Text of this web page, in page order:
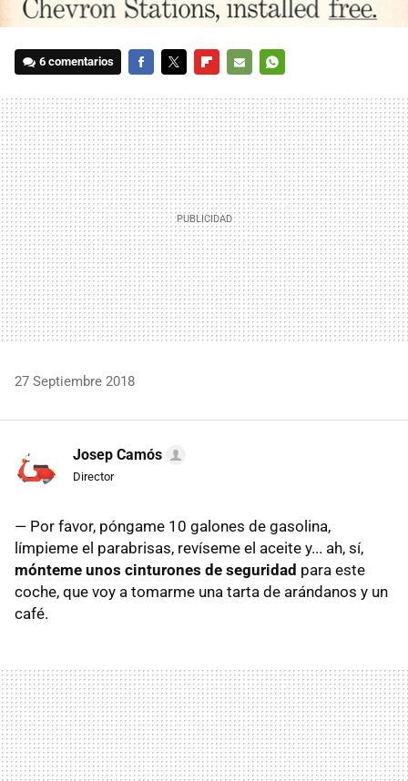
6 comentarios
MAIL
27 Septiembre 2018
Josep Camós
Director
— Por favor, póngame 10 galones de gasolina,
límpieme el parabrisas, revíseme el aceite y... ah, sí,
mónteme unos cinturones de seguridad para este
coche, que voy a tomarme una tarta de arándanos y un
café.